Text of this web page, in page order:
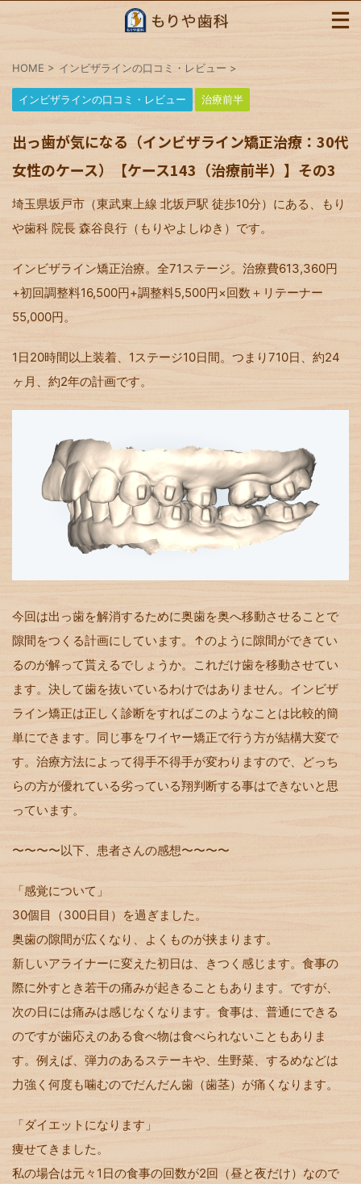
HOME > インビザラインの口コミ・レビュー >
インビザラインの口コミ・レビュー 治療前半
出っ歯が気になる（インビザライン矯正治療：30代
女性のケース）【ケース143（治療前半）】その3
埼玉県坂戸市（東武東上線 北坂戸駅 徒歩10分）にある、もり
や歯科 院長 森谷良行（もりやよしゆき）です。
インビザライン矯正治療。全71ステージ。治療費613,360円
+初回調整料16,500円+調整料5,500円×回数＋リテーナー
55,000円。
1日20時間以上装着、1ステージ10日間。つまり710日、約24
ヶ月、約2年の計画です。
今回は出っ歯を解消するために奥歯を奥へ移動させることで
隙間をつくる計画にしています。↑のように隙間ができてい
るのが解って貰えるでしょうか。これだけ歯を移動させてい
ます。決して歯を抜いているわけではありません。インビザ
ライン矯正は正しく診断をすればこのようなことは比較的簡
単にできます。同じ事をワイヤー矯正で行う方が結構大変で
す。治療方法によって得手不得手が変わりますので、どっち
らの方が優れている劣っている翔判断する事はできないと思
っています。
〜〜〜〜以下、患者さんの感想〜〜〜〜
「感覚について」
30個目（300日目）を過ぎました。
奥歯の隙間が広くなり、よくものが挟まります。
新しいアライナーに変えた初日は、きつく感じます。食事の
際に外すとき若干の痛みが起きることもあります。ですが、
次の日には痛みは感じなくなります。食事は、普通にできる
のですが歯応えのある食べ物は食べられないこともありま
す。例えば、弾力のあるステーキや、生野菜、するめなどは
力強く何度も噛むのでだんだん歯（歯茎）が痛くなります。
「ダイエットになります」
痩せてきました。
私の場合は元々1日の食事の回数が2回（昼と夜だけ）なので